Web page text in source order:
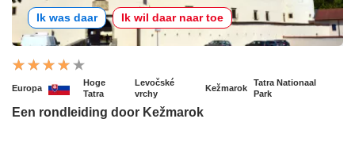
Ik was daar Ik wil daar naar toe
Europa
Hoge
Tatra
Levočské
vrchy
Kežmarok
Tatra Nationaal
Park
Een rondleiding door Kežmarok